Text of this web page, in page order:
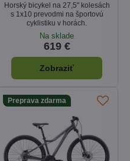
Horský bicykel na 27,5" kolesách
s 1x10 prevodmi na športovú
cyklistiku v horách.
Na sklade
619 €
Zobraziť
Preprava zdarma